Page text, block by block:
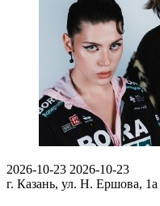
2026-10-23 2026-10-23
г. Казань, ул. Н. Ершова, 1а